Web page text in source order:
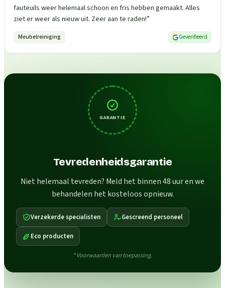
fauteuils weer helemaal schoon en fris hebben gemaakt. Alles
ziet er weer als nieuw uit. Zeer aan te raden!”
Meubelreiniging Geverifieerd
GARANTIE
Tevredenheidsgarantie
Niet helemaal tevreden? Meld het binnen 48 uur en we
behandelen het kosteloos opnieuw.
Verzekerde specialisten Gescreend personeel
Eco producten
* Voorwaarden van toepassing.